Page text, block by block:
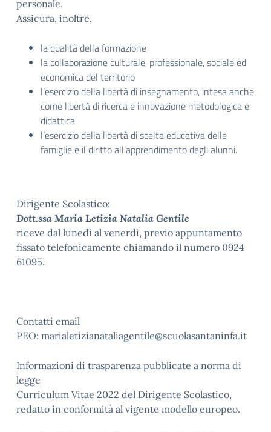
personale.
Assicura, inoltre,
la qualità della formazione
la collaborazione culturale, professionale, sociale ed
economica del territorio
l’esercizio della libertà di insegnamento, intesa anche
come libertà di ricerca e innovazione metodologica e
didattica
l’esercizio della libertà di scelta educativa delle
famiglie e il diritto all’apprendimento degli alunni.
Dirigente Scolastico:
Dott.ssa Maria Letizia Natalia Gentile
riceve dal lunedì al venerdì, previo appuntamento
fissato telefonicamente chiamando il numero 0924
61095.
Contatti email
PEO: marialetizianataliagentile@scuolasantaninfa.it
Informazioni di trasparenza pubblicate a norma di
legge
Curriculum Vitae 2022 del Dirigente Scolastico,
redatto in conformità al vigente modello europeo.